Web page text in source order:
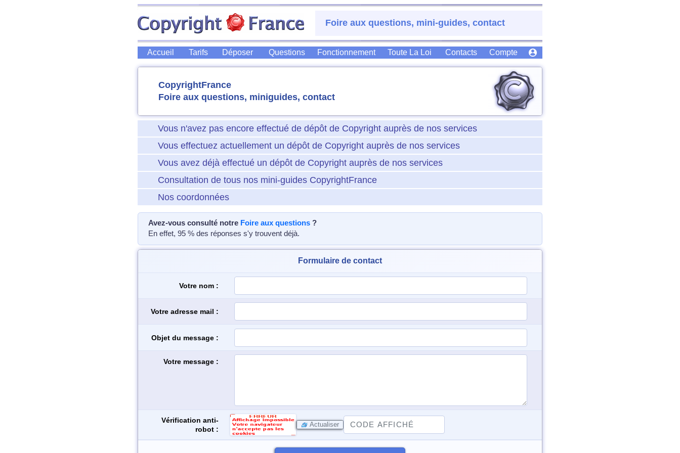
Foire aux questions, mini-guides, contact
Accueil Tarifs Déposer Questions Fonctionnement Toute La Loi Contacts Compte
CopyrightFrance
Foire aux questions, miniguides, contact
Vous n'avez pas encore effectué de dépôt de Copyright auprès de nos services
Vous effectuez actuellement un dépôt de Copyright auprès de nos services
Vous avez déjà effectué un dépôt de Copyright auprès de nos services
Consultation de tous nos mini-guides CopyrightFrance
Nos coordonnées
Avez-vous consulté notre Foire aux questions ?
En effet, 95 % des réponses s'y trouvent déjà.
Formulaire de contact
Votre nom :
Votre adresse mail :
Objet du message :
Votre message :
Vérification anti-
robot :
Actualiser